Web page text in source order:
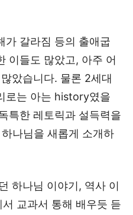
가 갈라짐 등의 출애굽
이들도 많았고, 아주 어
았습니다. 물론 2세대
로는 아는 history였을
특한 레토릭과 설득력을
나님을 새롭게 소개하
하나님 이야기, 역사 이
교과서 통해 배우듯 듣